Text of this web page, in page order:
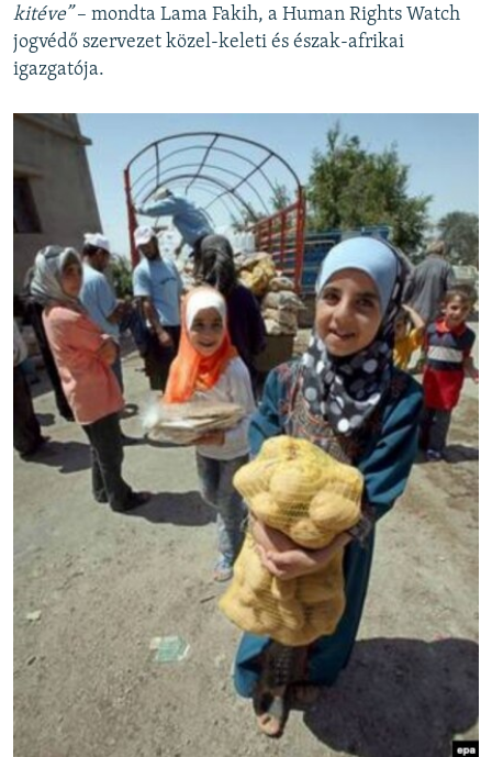
kitéve”– mondta Lama Fakih, a Human Rights Watch
jogvédő szervezet közel-keleti és észak-afrikai
igazgatója.